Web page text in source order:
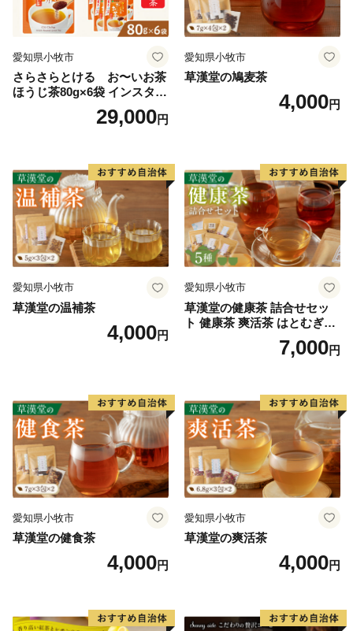
愛知県小牧市
さらさらとける お〜いお茶
ほうじ茶80g×6袋 インスタン
トほうじ茶 粉末ほうじ茶 粉
末茶 おーいお茶 粉末緑茶
29,000円
愛知県小牧市
草漢堂の鳩麦茶
4,000円
愛知県小牧市
草漢堂の温補茶
4,000円
愛知県小牧市
草漢堂の健康茶 詰合せセッ
ト 健康茶 爽活茶 はとむぎ茶
温補茶 健食茶 和漢紅茶 お茶
7,000円
愛知県小牧市
草漢堂の健食茶
4,000円
愛知県小牧市
草漢堂の爽活茶
4,000円